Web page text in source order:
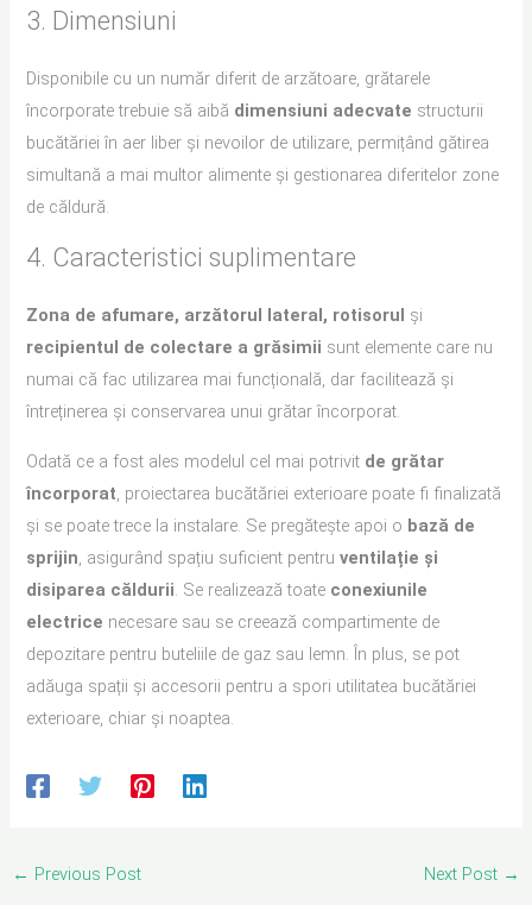
3. Dimensiuni
Disponibile cu un număr diferit de arzătoare, grătarele
încorporate trebuie să aibă dimensiuni adecvate structurii
bucătăriei în aer liber și nevoilor de utilizare, permițând gătirea
simultană a mai multor alimente și gestionarea diferitelor zone
de căldură.
4. Caracteristici suplimentare
Zona de afumare, arzătorul lateral, rotisorul și
recipientul de colectare a grăsimii sunt elemente care nu
numai că fac utilizarea mai funcțională, dar facilitează și
întreținerea și conservarea unui grătar încorporat.
Odată ce a fost ales modelul cel mai potrivit de grătar
încorporat, proiectarea bucătăriei exterioare poate fi finalizată
și se poate trece la instalare. Se pregătește apoi o bază de
sprijin, asigurând spațiu suficient pentruventilație și
disiparea căldurii. Se realizează toate conexiunile
electrice necesare sau se creează compartimente de
depozitare pentru buteliile de gaz sau lemn. În plus, se pot
adăuga spații și accesorii pentru a spori utilitatea bucătăriei
exterioare, chiar și noaptea.
← Previous Post Next Post →